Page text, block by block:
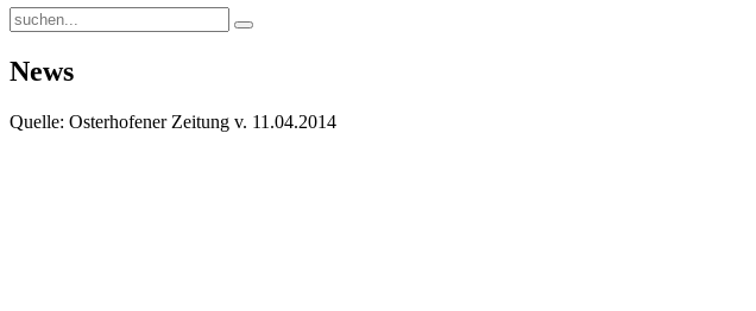
News
Quelle: Osterhofener Zeitung v. 11.04.2014